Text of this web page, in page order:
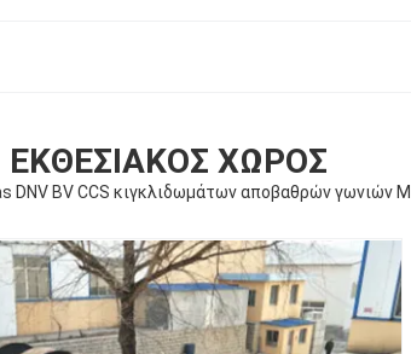
ΕΚΘΕΣΙΑΚΌΣ ΧΏΡΟΣ
DNV BV CCS κιγκλιδωμάτων αποβαθρών γωνιών